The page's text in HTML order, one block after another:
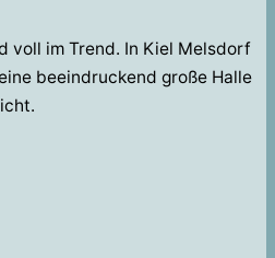
voll im Trend. In Kiel Melsdorf
beeindruckend große Halle